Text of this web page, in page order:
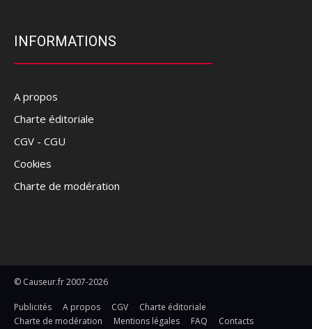
INFORMATIONS
A propos
Charte éditoriale
CGV - CGU
Cookies
Charte de modération
© Causeur.fr 2007-2026
Publicités A propos CGV
Charte éditoriale
Charte de modération
Mentions légales FAQ Contacts